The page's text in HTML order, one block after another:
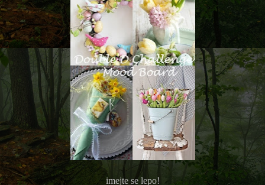
imejte se lepo!